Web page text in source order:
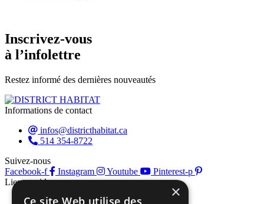
Inscrivez-vous
à l’infolettre
Restez informé des dernières nouveautés
Informations de contact
infos@districthabitat.ca
514 354-8722
Suivez-nous
Facebook-f
Instagram Youtube
Pinterest-p
Liens rapides
À propos
×
Ce site Web utilise des